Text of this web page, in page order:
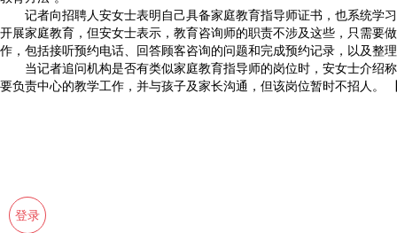
记者向招聘人安女士表明自己具备家庭教育指导师证书，也系统学
开展家庭教育，但安女士表示，教育咨询师的职责不涉及这些，只需要
作，包括接听预约电话、回答顾客咨询的问题和完成预约记录，以及整
当记者追问机构是否有类似家庭教育指导师的岗位时，安女士介绍称
要负责中心的教学工作，并与孩子及家长沟通，但该岗位暂时不招人。
登录